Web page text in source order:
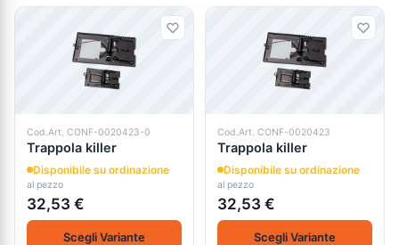
Cod.Art. CONF-0020423-0
Trappola killer
Disponibile su ordinazione
al pezzo
32,53 €
Scegli Variante
Cod.Art. CONF-0020423
Trappola killer
Disponibile su ordinazione
al pezzo
32,53 €
Scegli Variante